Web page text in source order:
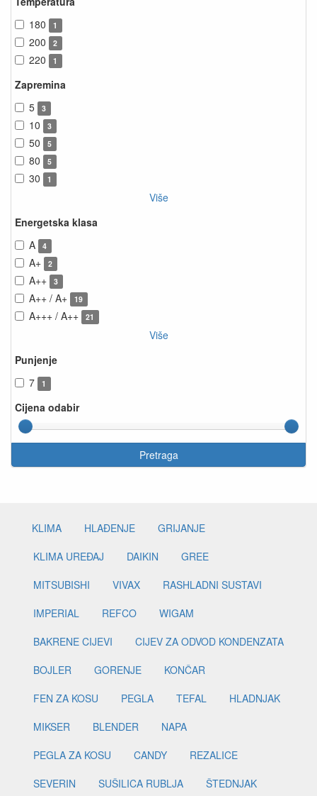
180
1
200 2
220 1
Zapremina
5
3
10 3
50 5
80 5
30 1
Više
Energetska klasa
A
4
A+ 2
A++ 3
A++ / A+ 19
A+++ / A++ 21
Više
Punjenje
7
1
Cijena odabir
Pretraga
KLIMA HLAĐENJE
GRIJANJE
KLIMA UREĐAJ
DAIKIN
GREE
MITSUBISHI
VIVAX
RASHLADNI SUSTAVI
IMPERIAL
REFCO
WIGAM
BAKRENE CIJEVI
CIJEV ZA ODVOD KONDENZATA
BOJLER
GORENJE
KONČAR
FEN ZA KOSU
PEGLA TEFAL
HLADNJAK
MIKSER
BLENDER
NAPA
PEGLA ZA KOSU
CANDY
REZALICE
SEVERIN
SUŠILICA RUBLJA
ŠTEDNJAK